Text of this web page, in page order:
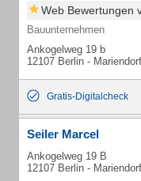
Web Bewertungen
Bauunternehmen
Ankogelweg 19 b
12107 Berlin - Mariendorf
Gratis-Digitalcheck
Seiler Marcel
Ankogelweg 19 B
12107 Berlin - Mariendorf